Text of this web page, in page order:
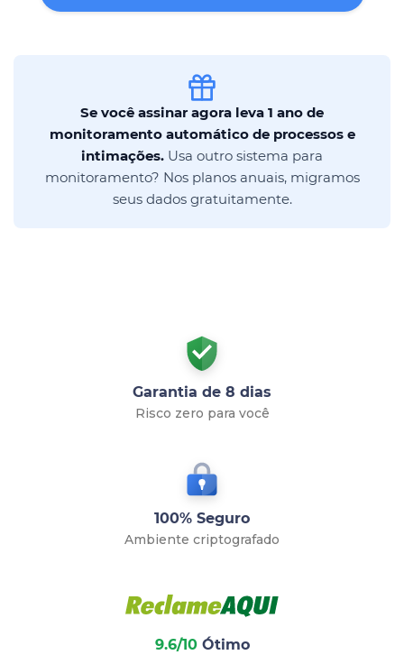
Se você assinar agora leva 1 ano de
monitoramento automático de processos e
intimações. Usa outro sistema para
monitoramento? Nos planos anuais, migramos
seus dados gratuitamente.
Garantia de 8 dias
Risco zero para você
100% Seguro
Ambiente criptografado
9.6/10Ótimo